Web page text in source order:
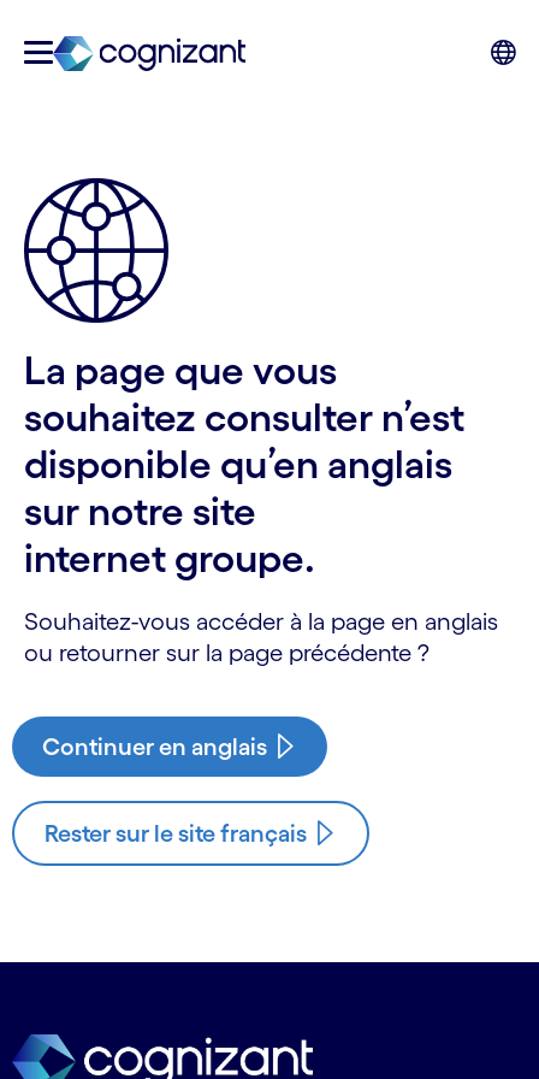
La page que vous
souhaitez consulter n’est
disponible qu’en anglais
sur notre site
internet groupe.
Souhaitez-vous accéder à la page en anglais
ou retourner sur la page précédente ?
Continuer en anglais
Rester sur le site français